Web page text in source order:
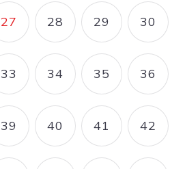
PAGE COURANTE
27 PAGE
28 PAGE
29 PAGE
30
PAGE
33 PAGE
34 PAGE
35 PAGE
36
PAGE
39 PAGE
40 PAGE
41 PAGE
42